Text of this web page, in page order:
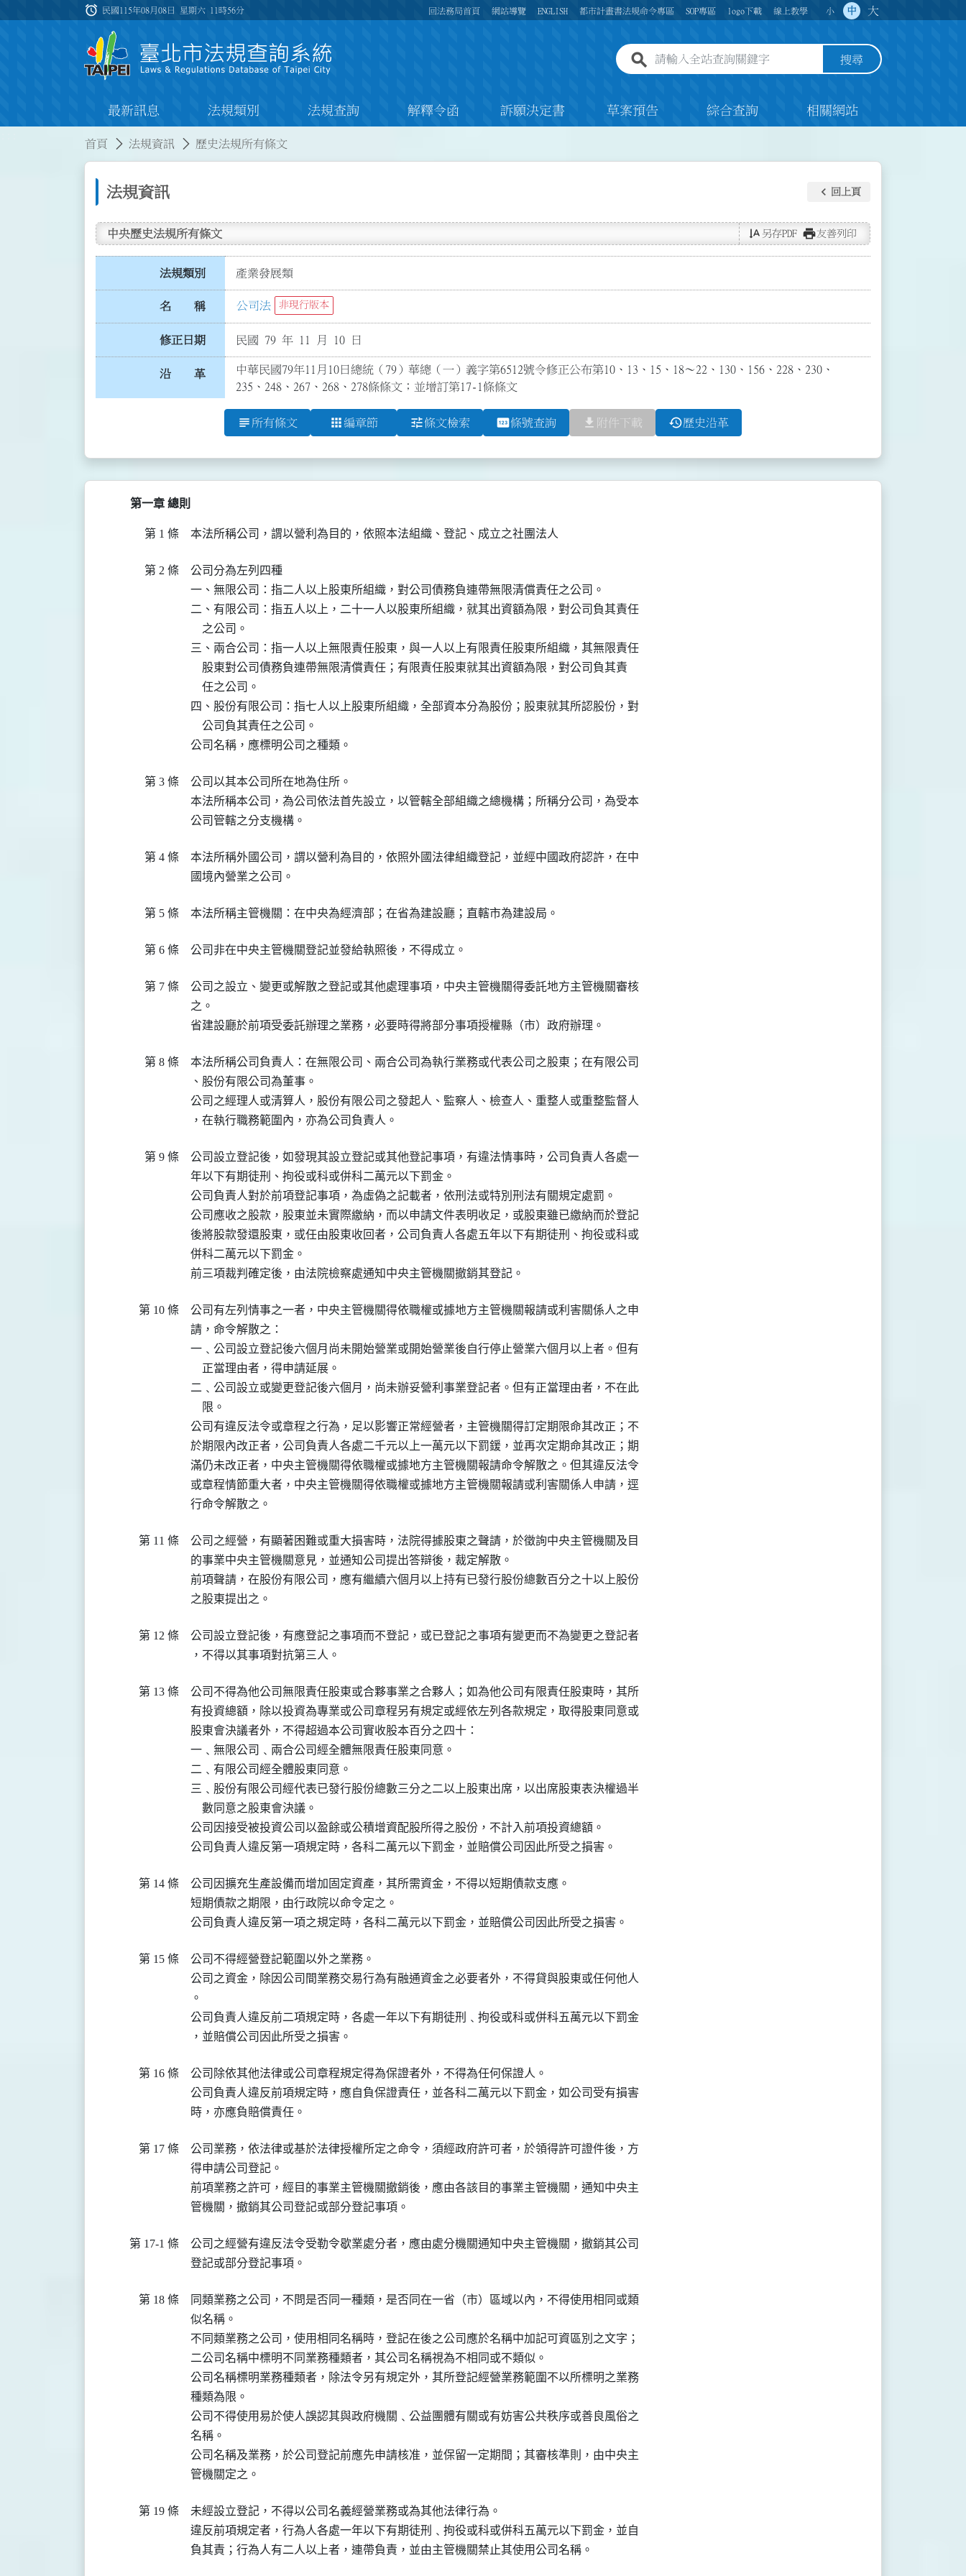
:::
alarm 民國115年08月08日 星期六 11時56分 回法務局首頁 網站導覽 ENGLISH 都市計畫書法規命令專區 SOP專區 logo下載 線上教學 小 中 大
全站查詢關鍵字欄位 搜尋
最新訊息 法規類別 法規查詢 解釋令函 訴願決定書 草案預告 綜合查詢 相關網站
首頁 法規資訊 歷史法規所有條文
法規資訊 keyboard_arrow_left 回上頁
中央歷史法規所有條文 text_rotate_vertical 另存PDF print友善列印
法規類別 產業發展類
名 稱 公司法 非現行版本
修正日期 民國 79 年 11 月 10 日
沿 革
中華民國79年11月10日總統（79）華總（一）義字第6512號令修正公布第10、13、15、18～22、130、156、228、230、
235、248、267、268、278條條文；並增訂第17-1條條文
subject 所有條文 apps 編章節 tune條文檢索 pin條號查詢 file_download 附件下載 history歷史沿革
第一章 總則
第 1 條
第 2 條
公司分為左列四種
一、無限公司：指二人以上股東所組織，對公司債務負連帶無限清償責任之公司。
二、有限公司：指五人以上，二十一人以股東所組織，就其出資額為限，對公司負其責任
    之公司。
三、兩合公司：指一人以上無限責任股東，與一人以上有限責任股東所組織，其無限責任
    股東對公司債務負連帶無限清償責任；有限責任股東就其出資額為限，對公司負其責
    任之公司。
四、股份有限公司：指七人以上股東所組織，全部資本分為股份；股東就其所認股份，對
    公司負其責任之公司。
第 3 條
公司以其本公司所在地為住所。
本法所稱本公司，為公司依法首先設立，以管轄全部組織之總機構；所稱分公司，為受本
第 4 條
本法所稱外國公司，謂以營利為目的，依照外國法律組織登記，並經中國政府認許，在中
第 5 條
第 6 條
第 7 條
公司之設立、變更或解散之登記或其他處理事項，中央主管機關得委託地方主管機關審核
之。
第 8 條
本法所稱公司負責人：在無限公司、兩合公司為執行業務或代表公司之股東；在有限公司
、股份有限公司為董事。
公司之經理人或清算人，股份有限公司之發起人、監察人、檢查人、重整人或重整監督人
第 9 條
公司設立登記後，如發現其設立登記或其他登記事項，有違法情事時，公司負責人各處一
年以下有期徒刑、拘役或科或併科二萬元以下罰金。
公司負責人對於前項登記事項，為虛偽之記載者，依刑法或特別刑法有關規定處罰。
公司應收之股款，股東並未實際繳納，而以申請文件表明收足，或股東雖已繳納而於登記
後將股款發還股東，或任由股東收回者，公司負責人各處五年以下有期徒刑、拘役或科或
併科二萬元以下罰金。
第 10 條
公司有左列情事之一者，中央主管機關得依職權或據地方主管機關報請或利害關係人之申
請，命令解散之：
一﹑公司設立登記後六個月尚未開始營業或開始營業後自行停止營業六個月以上者。但有
    正當理由者，得申請延展。
二﹑公司設立或變更登記後六個月，尚未辦妥營利事業登記者。但有正當理由者，不在此
    限。
公司有違反法令或章程之行為，足以影響正常經營者，主管機關得訂定期限命其改正；不
於期限內改正者，公司負責人各處二千元以上一萬元以下罰鍰，並再次定期命其改正；期
滿仍未改正者，中央主管機關得依職權或據地方主管機關報請命令解散之。但其違反法令
或章程情節重大者，中央主管機關得依職權或據地方主管機關報請或利害關係人申請，逕
第 11 條
公司之經營，有顯著困難或重大損害時，法院得據股東之聲請，於徵詢中央主管機關及目
的事業中央主管機關意見，並通知公司提出答辯後，裁定解散。
前項聲請，在股份有限公司，應有繼續六個月以上持有已發行股份總數百分之十以上股份
第 12 條
公司設立登記後，有應登記之事項而不登記，或已登記之事項有變更而不為變更之登記者
第 13 條
公司不得為他公司無限責任股東或合夥事業之合夥人；如為他公司有限責任股東時，其所
有投資總額，除以投資為專業或公司章程另有規定或經依左列各款規定，取得股東同意或
股東會決議者外，不得超過本公司實收股本百分之四十：
一﹑無限公司﹑兩合公司經全體無限責任股東同意。
二﹑有限公司經全體股東同意。
三﹑股份有限公司經代表已發行股份總數三分之二以上股東出席，以出席股東表決權過半
    數同意之股東會決議。
公司因接受被投資公司以盈餘或公積增資配股所得之股份，不計入前項投資總額。
第 14 條
公司因擴充生產設備而增加固定資產，其所需資金，不得以短期債款支應。
短期債款之期限，由行政院以命令定之。
第 15 條
公司不得經營登記範圍以外之業務。
公司之資金，除因公司間業務交易行為有融通資金之必要者外，不得貸與股東或任何他人
。
公司負責人違反前二項規定時，各處一年以下有期徒刑﹑拘役或科或併科五萬元以下罰金
第 16 條
公司除依其他法律或公司章程規定得為保證者外，不得為任何保證人。
公司負責人違反前項規定時，應自負保證責任，並各科二萬元以下罰金，如公司受有損害
第 17 條
公司業務，依法律或基於法律授權所定之命令，須經政府許可者，於領得許可證件後，方
得申請公司登記。
前項業務之許可，經目的事業主管機關撤銷後，應由各該目的事業主管機關，通知中央主
第 17-1 條
公司之經營有違反法令受勒令歇業處分者，應由處分機關通知中央主管機關，撤銷其公司
第 18 條
同類業務之公司，不問是否同一種類，是否同在一省（市）區域以內，不得使用相同或類
似名稱。
不同類業務之公司，使用相同名稱時，登記在後之公司應於名稱中加記可資區別之文字；
二公司名稱中標明不同業務種類者，其公司名稱視為不相同或不類似。
公司名稱標明業務種類者，除法令另有規定外，其所登記經營業務範圍不以所標明之業務
種類為限。
公司不得使用易於使人誤認其與政府機關﹑公益團體有關或有妨害公共秩序或善良風俗之
名稱。
公司名稱及業務，於公司登記前應先申請核准，並保留一定期間；其審核準則，由中央主
第 19 條
未經設立登記，不得以公司名義經營業務或為其他法律行為。
違反前項規定者，行為人各處一年以下有期徒刑﹑拘役或科或併科五萬元以下罰金，並自